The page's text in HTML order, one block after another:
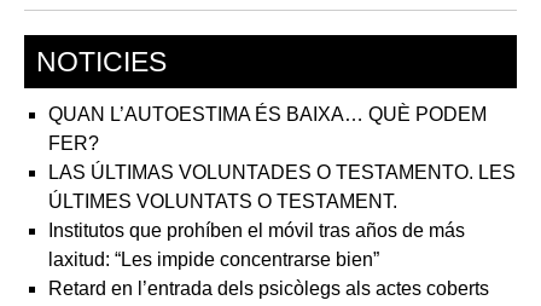
NOTICIES
QUAN L’AUTOESTIMA ÉS BAIXA… QUÈ PODEM
FER?
LAS ÚLTIMAS VOLUNTADES O TESTAMENTO. LES
ÚLTIMES VOLUNTATS O TESTAMENT.
Institutos que prohíben el móvil tras años de más
laxitud: “Les impide concentrarse bien”
Retard en l’entrada dels psicòlegs als actes coberts